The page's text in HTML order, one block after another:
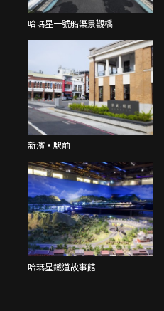
哈瑪星一號船渠景觀橋
新濱・駅前
哈瑪星鐵道故事館